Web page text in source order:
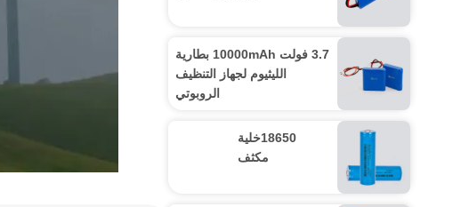
3.7 فولت 10000mAh بطارية
الليثيوم لجهاز التنظيف
الروبوتي
18650خلية
مكثف